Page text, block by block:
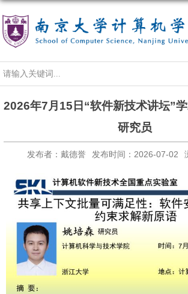
2026年7月15日“软件新技术讲坛”
研究员
发布者：戴德誉 发布时间：2026-07-02